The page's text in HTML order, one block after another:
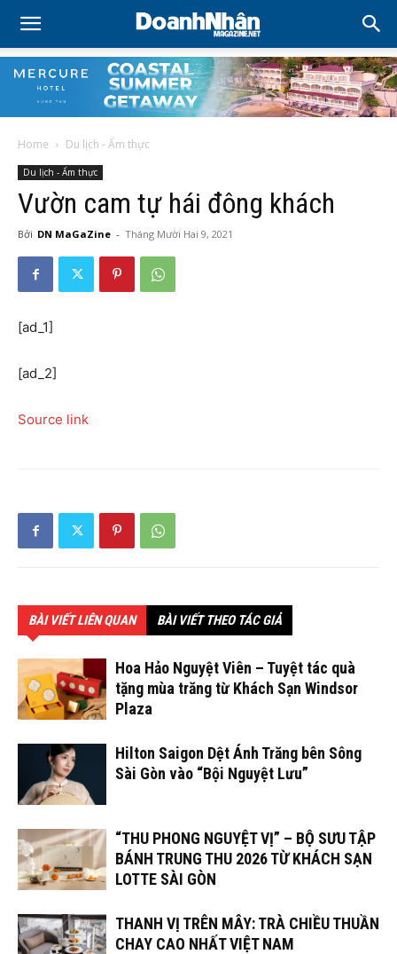
Home Du lịch - Ẩm thực
Du lịch - Ẩm thực
Vườn cam tự hái đông khách
Bởi DN MaGaZine - Tháng Mười Hai 9, 2021
[ad_1]
[ad_2]
Source link
BÀI VIẾT LIÊN QUAN BÀI VIẾT THEO TÁC GIẢ
Hoa Hảo Nguyệt Viên – Tuyệt tác quà
tặng mùa trăng từ Khách Sạn Windsor
Plaza
Hilton Saigon Dệt Ánh Trăng bên Sông
Sài Gòn vào “Bội Nguyệt Lưu”
“THU PHONG NGUYỆT VỊ” – BỘ SƯU TẬP
BÁNH TRUNG THU 2026 TỪ KHÁCH SẠN
LOTTE SÀI GÒN
THANH VỊ TRÊN MÂY: TRÀ CHIỀU THUẦN
CHAY CAO NHẤT VIỆT NAM